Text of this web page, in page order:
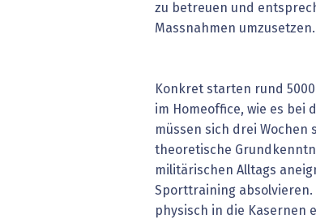
zu betreuen und
Massnahmen umzusetzen.
Konkret starten rund
im Homeoffice, wie es bei
müssen sich drei
theoretische
militärischen Alltags
Sporttraining absolvieren.
physisch in die Kasernen